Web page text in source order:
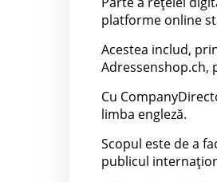
platforme online
Acestea includ,
Adressenshop.ch,
Cu
limba engleză.
Scopul este de a
publicul